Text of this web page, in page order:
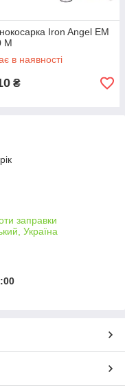
Iron Angel EM
M
в наявності
₴
заправки
Україна